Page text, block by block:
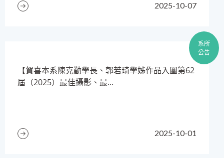
2025-10-07
系所
公告
2025-10-01
【賀喜本系陳克勤學長、郭若琦學姊作品入圍第62
屆（2025）最佳攝影、最...